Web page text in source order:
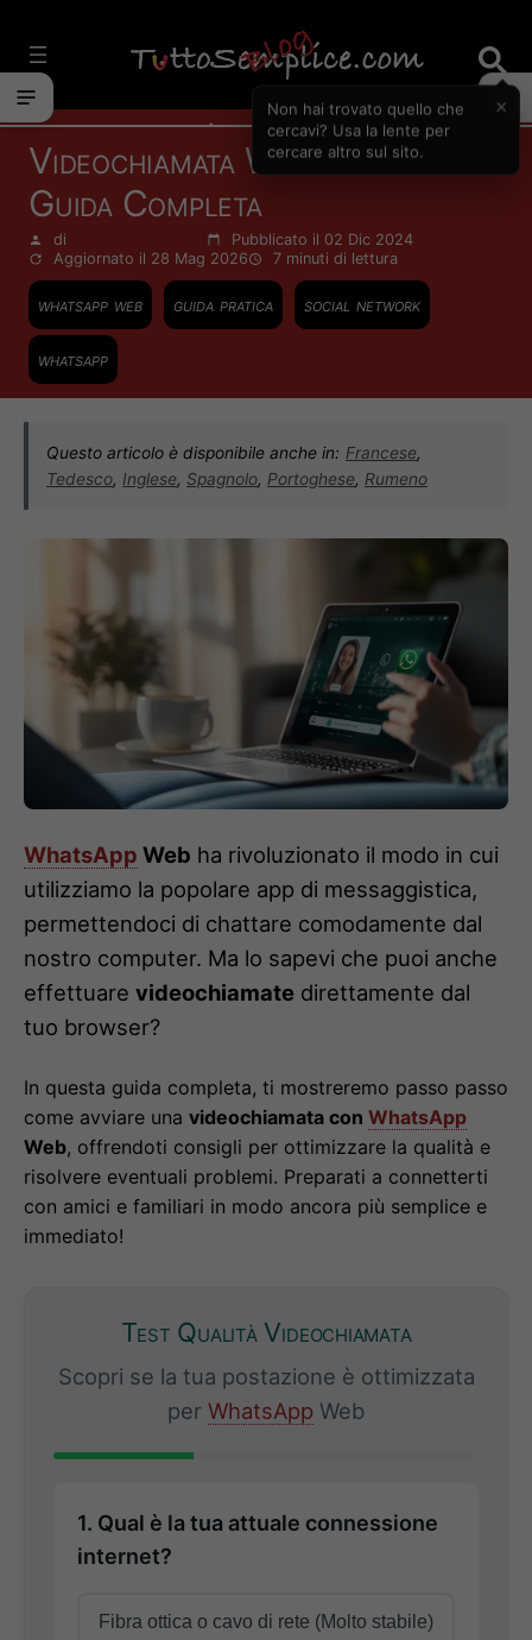
contenuto
Internet
Videochiamata WhatsApp Web:
Guida Completa
di
Pubblicato il 02 Dic 2024
Aggiornato il 28 Mag 2026
7 minuti di lettura
whatsapp web guida pratica social network
whatsapp
Questo articolo è disponibile anche in: Francese,
Tedesco, Inglese, Spagnolo, Portoghese, Rumeno
WhatsApp Web ha rivoluzionato il modo in cui
utilizziamo la popolare app di messaggistica,
permettendoci di chattare comodamente dal
nostro computer. Ma lo sapevi che puoi anche
effettuare videochiamate direttamente dal
tuo browser?
In questa guida completa, ti mostreremo passo passo
come avviare una videochiamata con WhatsApp
Web, offrendoti consigli per ottimizzare la qualità e
risolvere eventuali problemi. Preparati a connetterti
con amici e familiari in modo ancora più semplice e
immediato!
Test Qualità Videochiamata
Scopri se la tua postazione è ottimizzata
per WhatsApp Web
1. Qual è la tua attuale connessione
internet?
Fibra ottica o cavo di rete (Molto stabile)
Non hai trovato quello che
cercavi? Usa la lente per
cercare altro sul sito.
×